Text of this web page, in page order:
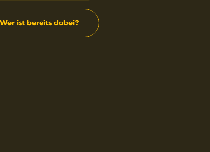
Wer ist bereits dabei?